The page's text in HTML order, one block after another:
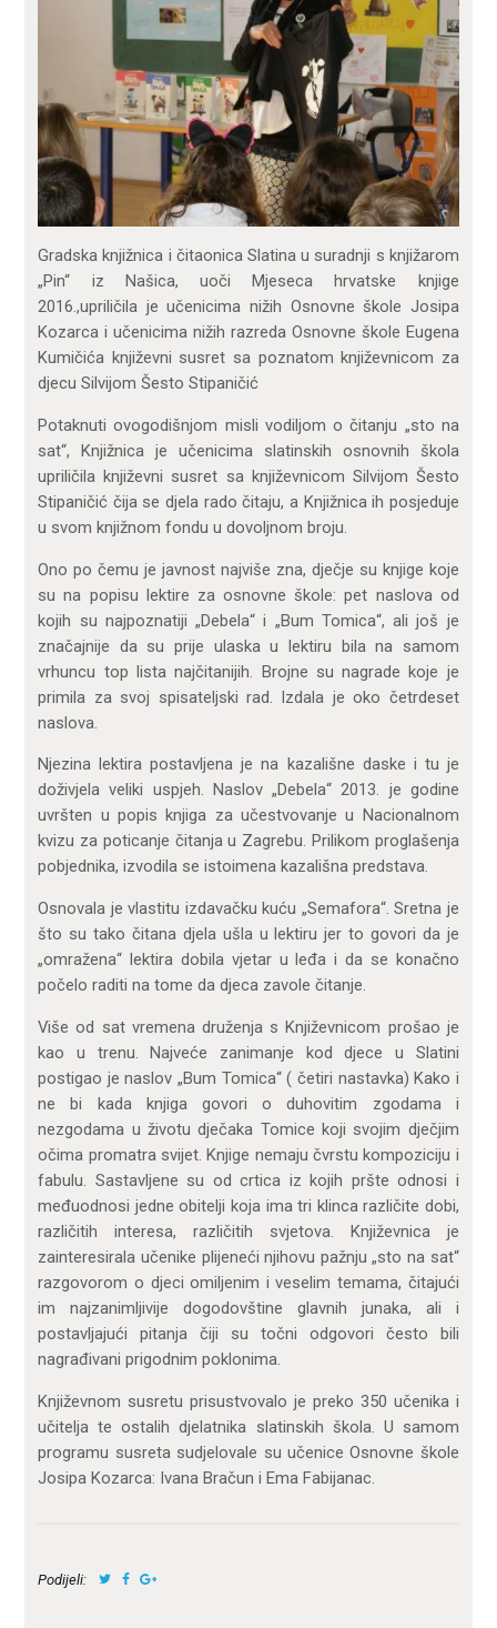
Gradska knjižnica i čitaonica Slatina u suradnji s knjižarom
„Pin“ iz Našica, uoči Mjeseca hrvatske knjige
2016.,upriličila je učenicima nižih Osnovne škole Josipa
Kozarca i učenicima nižih razreda Osnovne škole Eugena
Kumičića književni susret sa poznatom književnicom za
djecu Silvijom Šesto Stipaničić
Potaknuti ovogodišnjom misli vodiljom o čitanju „sto na
sat“, Knjižnica je učenicima slatinskih osnovnih škola
upriličila književni susret sa književnicom Silvijom Šesto
Stipaničić čija se djela rado čitaju, a Knjižnica ih posjeduje
u svom knjižnom fondu u dovoljnom broju.
Ono po čemu je javnost najviše zna, dječje su knjige koje
su na popisu lektire za osnovne škole: pet naslova od
kojih su najpoznatiji „Debela“ i „Bum Tomica“, ali još je
značajnije da su prije ulaska u lektiru bila na samom
vrhuncu top lista najčitanijih. Brojne su nagrade koje je
primila za svoj spisateljski rad. Izdala je oko četrdeset
naslova.
Njezina lektira postavljena je na kazališne daske i tu je
doživjela veliki uspjeh. Naslov „Debela“ 2013. je godine
uvršten u popis knjiga za učestvovanje u Nacionalnom
kvizu za poticanje čitanja u Zagrebu. Prilikom proglašenja
pobjednika, izvodila se istoimena kazališna predstava.
Osnovala je vlastitu izdavačku kuću „Semafora“. Sretna je
što su tako čitana djela ušla u lektiru jer to govori da je
„omražena“ lektira dobila vjetar u leđa i da se konačno
počelo raditi na tome da djeca zavole čitanje.
Više od sat vremena druženja s Književnicom prošao je
kao u trenu. Najveće zanimanje kod djece u Slatini
postigao je naslov „Bum Tomica“ ( četiri nastavka) Kako i
ne bi kada knjiga govori o duhovitim zgodama i
nezgodama u životu dječaka Tomice koji svojim dječjim
očima promatra svijet. Knjige nemaju čvrstu kompoziciju i
fabulu. Sastavljene su od crtica iz kojih pršte odnosi i
međuodnosi jedne obitelji koja ima tri klinca različite dobi,
različitih interesa, različitih svjetova. Književnica je
zainteresirala učenike plijeneći njihovu pažnju „sto na sat“
razgovorom o djeci omiljenim i veselim temama, čitajući
im najzanimljivije dogodovštine glavnih junaka, ali i
postavljajući pitanja čiji su točni odgovori često bili
nagrađivani prigodnim poklonima.
Književnom susretu prisustvovalo je preko 350 učenika i
učitelja te ostalih djelatnika slatinskih škola. U samom
programu susreta sudjelovale su učenice Osnovne škole
Josipa Kozarca: Ivana Bračun i Ema Fabijanac.
Podijeli: